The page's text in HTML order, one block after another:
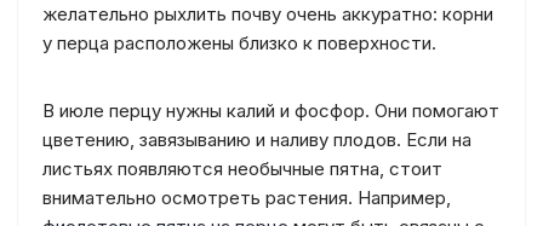
желательно рыхлить почву очень аккуратно: корни
у перца расположены близко к поверхности.
В июле перцу нужны калий и фосфор. Они помогают
цветению, завязыванию и наливу плодов. Если на
листьях появляются необычные пятна, стоит
внимательно осмотреть растения. Например,